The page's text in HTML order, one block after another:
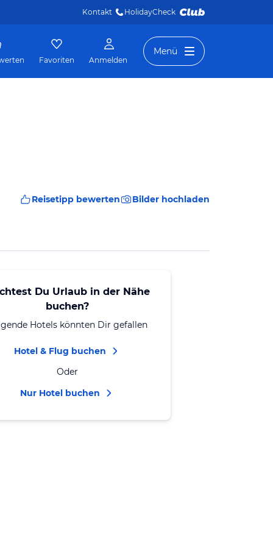
Kontakt HolidayCheck
Favoriten Anmelden
Menü
Reisetipp bewerten Bilder hochladen
Du Urlaub in der Nähe
buchen?
Hotels könnten Dir gefallen
Hotel & Flug buchen
Oder
Nur Hotel buchen